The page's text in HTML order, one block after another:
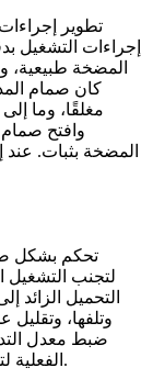
تطوير
إجراءات التشغيل
المضخة طبيعية،
كان صمام
مغلقًا، وما
وافتح
المضخة بثبات. عند
تحكم بشكل
لتجنب التشغيل
التحميل
وتلفها،
ضبط معدل
الفعلية لتجنب تشغيل المضخة بما يتجاوز معايير التصميم.